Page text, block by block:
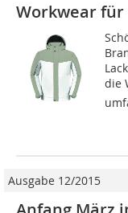
Workwear
die
Ausgabe 12/2015